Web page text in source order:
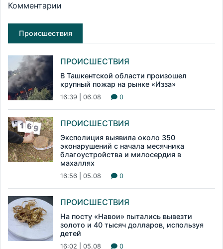
Комментарии
Происшествия
ПРОИСШЕСТВИЯ
В Ташкентской области произошел
крупный пожар на рынке «Изза»
16:39 | 06.08 0
ПРОИСШЕСТВИЯ
Эксполиция выявила около 350
эконарушений с начала месячника
благоустройства и милосердия в
махаллях
16:56 | 05.08 0
ПРОИСШЕСТВИЯ
На посту «Навои» пытались вывезти
золото и 40 тысяч долларов, используя
детей
16:02 | 05.08 0